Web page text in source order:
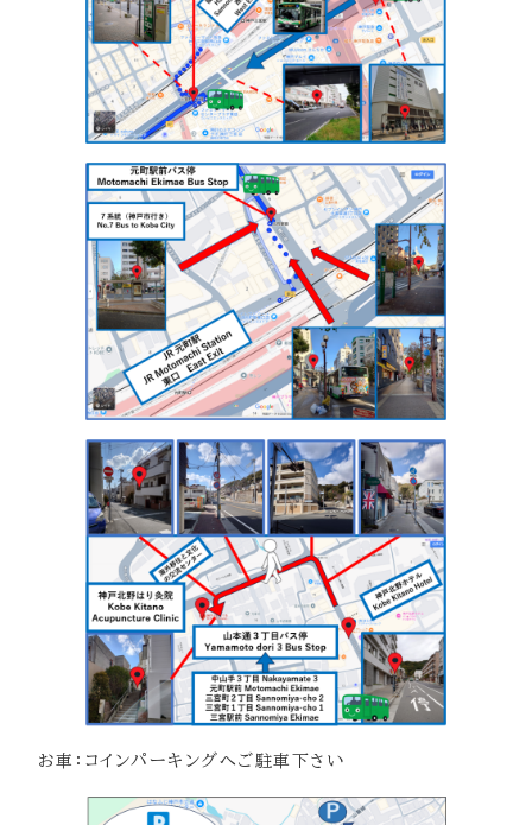
お車：コインパーキングへご駐車下さい